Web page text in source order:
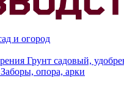
и огород
Грунт садовый,
Заборы, опора, арки